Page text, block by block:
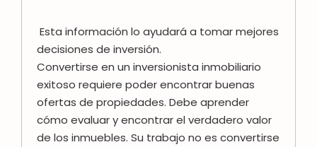
Esta información lo ayudará a tomar mejores
decisiones de inversión.
Convertirse en un inversionista inmobiliario
exitoso requiere poder encontrar buenas
ofertas de propiedades. Debe aprender
cómo evaluar y encontrar el verdadero valor
de los inmuebles. Su trabajo no es convertirse